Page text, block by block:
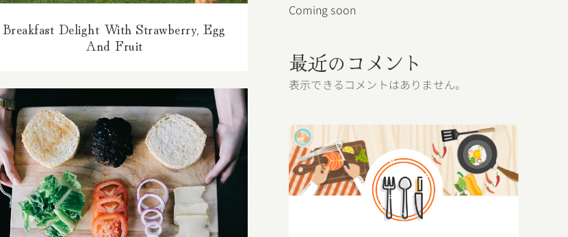
Breakfast Delight With Strawberry, Egg
And Fruit
A Healthier Deconstructed Burger Option
Coming soon
最近のコメント
表示できるコメントはありません。